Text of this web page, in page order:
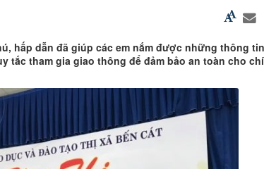
hấp dẫn đã giúp các em nắm được những thông
tắc tham gia giao thông để đảm bảo an toàn cho